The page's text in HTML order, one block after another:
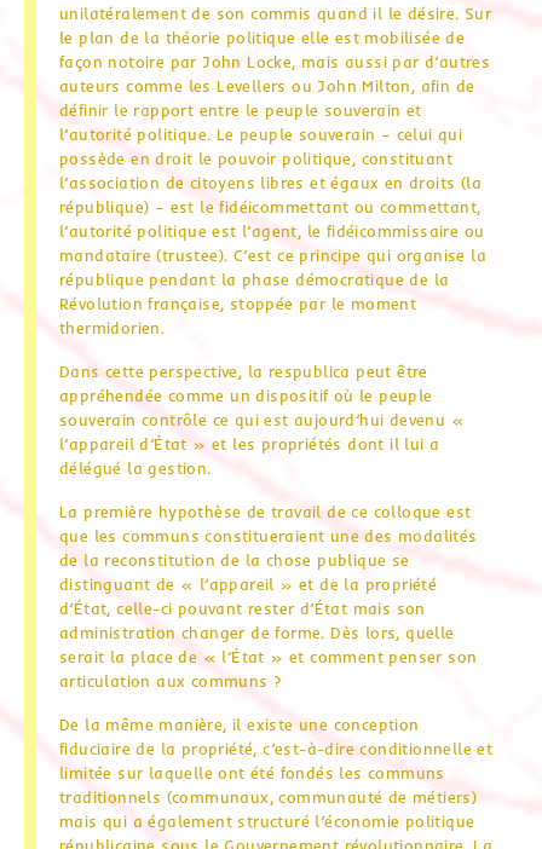
unilatéralement de son commis quand il le désire. Sur
le plan de la théorie politique elle est mobilisée de
façon notoire par John Locke, mais aussi par d’autres
auteurs comme les Levellers ou John Milton, afin de
définir le rapport entre le peuple souverain et
l’autorité politique. Le peuple souverain – celui qui
possède en droit le pouvoir politique, constituant
l’association de citoyens libres et égaux en droits (la
république) – est le fidéicommettant ou commettant,
l’autorité politique est l’agent, le fidéicommissaire ou
mandataire (trustee). C’est ce principe qui organise la
république pendant la phase démocratique de la
Révolution française, stoppée par le moment
thermidorien.
Dans cette perspective, la respublica peut être
appréhendée comme un dispositif où le peuple
souverain contrôle ce qui est aujourd’hui devenu «
l’appareil d’État » et les propriétés dont il lui a
délégué la gestion.
La première hypothèse de travail de ce colloque est
que les communs constitueraient une des modalités
de la reconstitution de la chose publique se
distinguant de « l’appareil » et de la propriété
d’État, celle-ci pouvant rester d’État mais son
administration changer de forme. Dès lors, quelle
serait la place de « l’État » et comment penser son
articulation aux communs ?
De la même manière, il existe une conception
fiduciaire de la propriété, c’est-à-dire conditionnelle et
limitée sur laquelle ont été fondés les communs
traditionnels (communaux, communauté de métiers)
mais qui a également structuré l’économie politique
républicaine sous le Gouvernement révolutionnaire. La